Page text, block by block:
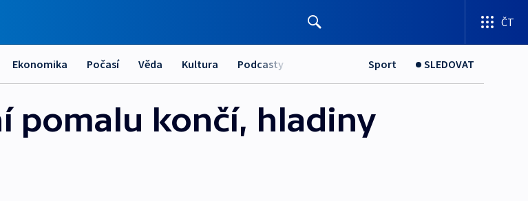
ČT
Ekonomika Počasí Věda Kultura Podcasty Sport SLEDOVAT
pomalu končí, hladiny